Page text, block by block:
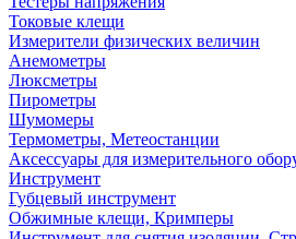
Токовые клещи
Измерители физических величин
Анемометры
Люксметры
Пирометры
Шумомеры
Термометры, Метеостанции
Аксессуары для измерительного
Инструмент
Губцевый инструмент
Обжимные клещи, Кримперы